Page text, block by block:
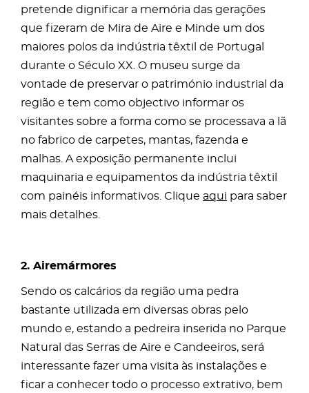
pretende dignificar a memória das gerações
que fizeram de Mira de Aire e Minde um dos
maiores polos da indústria têxtil de Portugal
durante o Século XX. O museu surge da
vontade de preservar o património industrial da
região e tem como objectivo informar os
visitantes sobre a forma como se processava a lã
no fabrico de carpetes, mantas, fazenda e
malhas. A exposição permanente inclui
maquinaria e equipamentos da indústria têxtil
com painéis informativos. Clique aqui para saber
mais detalhes.
2. Airemármores
Sendo os calcários da região uma pedra
bastante utilizada em diversas obras pelo
mundo e, estando a pedreira inserida no Parque
Natural das Serras de Aire e Candeeiros, será
interessante fazer uma visita às instalações e
ficar a conhecer todo o processo extrativo, bem